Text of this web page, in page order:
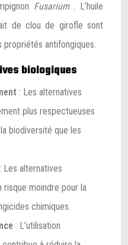
Fusarium . L’huile
de clou de girofle sont
propriétés antifongiques.
biologiques
: Les alternatives
plus respectueuses
biodiversité que les
: Les alternatives
risque moindre pour la
chimiques.
: L’utilisation